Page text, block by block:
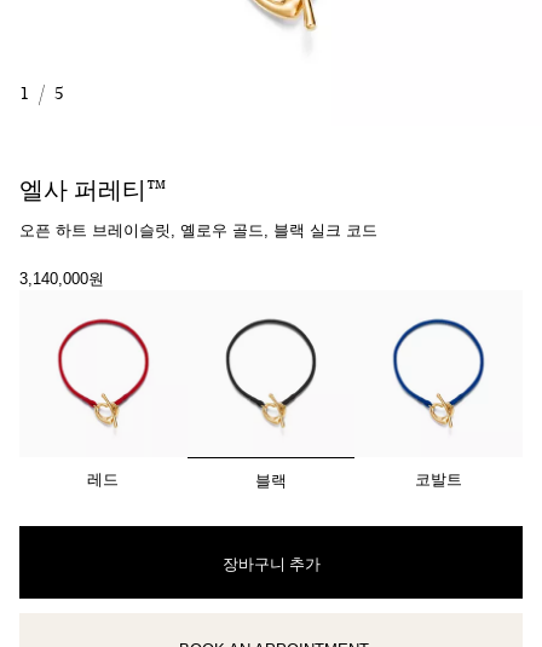
1 / 5
엘사 퍼레티™
오픈 하트 브레이슬릿, 옐로우 골드, 블랙 실크 코드
3,140,000원
레드 선택됨
블랙 코발트
장바구니 추가